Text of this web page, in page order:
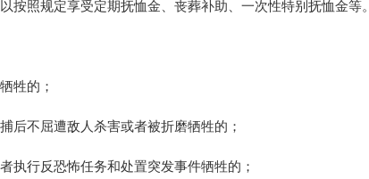
照规定享受定期抚恤金、丧葬补助、一次性特别抚恤金等。
牲的；
后不屈遭敌人杀害或者被折磨牺牲的；
执行反恐怖任务和处置突发事件牺牲的；